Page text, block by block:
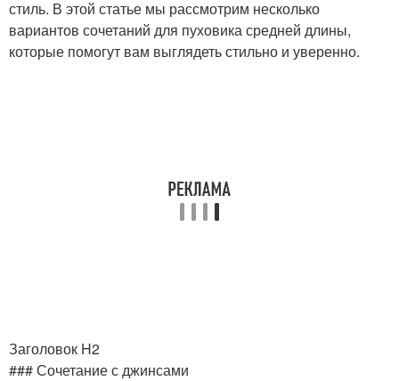
стиль. В этой статье мы рассмотрим несколько
вариантов сочетаний для пуховика средней длины,
которые помогут вам выглядеть стильно и уверенно.
Заголовок H2
### Сочетание с джинсами